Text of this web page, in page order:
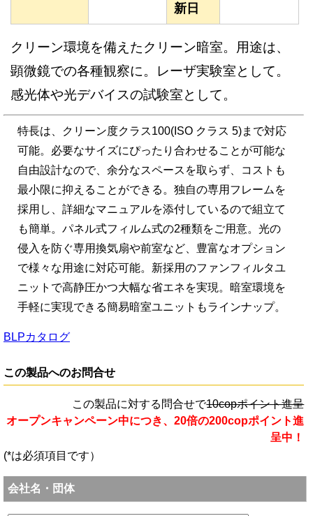
新日
クリーン環境を備えたクリーン暗室。用途は、
顕微鏡での各種観察に。レーザ実験室として。
感光体や光デバイスの試験室として。
特長は、クリーン度クラス100(ISO クラス 5)まで対応
可能。必要なサイズにぴったり合わせることが可能な
自由設計なので、余分なスペースを取らず、コストも
最小限に抑えることができる。独自の専用フレームを
採用し、詳細なマニュアルを添付しているので組立て
も簡単。パネル式フィルム式の2種類をご用意。光の
侵入を防ぐ専用換気扇や前室など、豊富なオプション
で様々な用途に対応可能。新採用のファンフィルタユ
ニットで高静圧かつ大幅な省エネを実現。暗室環境を
手軽に実現できる簡易暗室ユニットもラインナップ。
BLPカタログ
この製品へのお問合せ
この製品に対する問合せで10copポイント進呈
オープンキャンペーン中につき、20倍の200copポイント進
呈中！
(*は必須項目です）
会社名・団体